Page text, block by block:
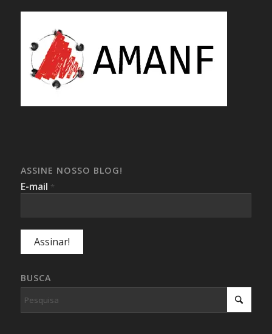
ASSINE NOSSO BLOG!
E-mail *
BUSCA